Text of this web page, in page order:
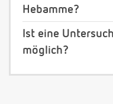
Hebamme?
Ist eine
möglich?